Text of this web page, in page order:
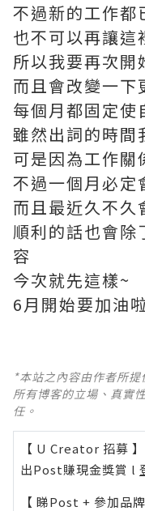
不過新的工作都
也不可以再讓這
所以我要再次開
而且會改變一下
每個月都固定使
雖然出詞的時間
可是因為工作關
不過一個月必定
而且最近久不久
順利的話也會除
容
今次就先這樣~
6月開始要加油
*本站之內容由作者所
所有博客的立場、真實
任。
【 U Creator 招募 】
出Post賺現金獎賞 l
【 睇Post + 參加品牌